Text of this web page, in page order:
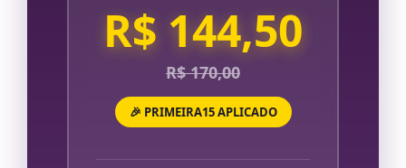
R$ 144,50
R$ 170,00
🎉 PRIMEIRA15 APLICADO